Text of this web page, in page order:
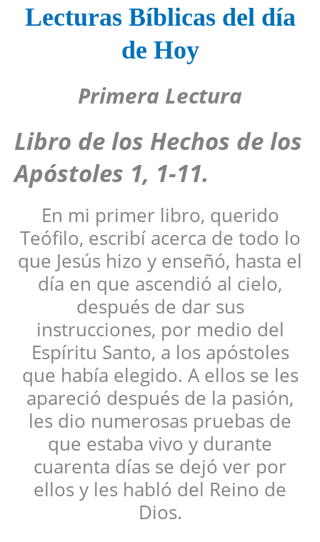
Lecturas Bíblicas del día
de Hoy
Primera Lectura
Libro de los Hechos de los
Apóstoles 1, 1-11.
En mi primer libro, querido
Teófilo, escribí acerca de todo lo
que Jesús hizo y enseñó, hasta el
día en que ascendió al cielo,
después de dar sus
instrucciones, por medio del
Espíritu Santo, a los apóstoles
que había elegido. A ellos se les
apareció después de la pasión,
les dio numerosas pruebas de
que estaba vivo y durante
cuarenta días se dejó ver por
ellos y les habló del Reino de
Dios.